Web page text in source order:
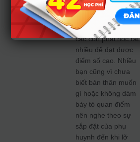
học HOT, những
ngành học khó như
bác sĩ, kỹ sư,…nên
các con phải học rất
nhiều để đạt được
điểm số cao. Nhiều
bạn cũng vì chưa
biết bản thân muốn
gì hoặc không dám
bày tỏ quan điểm
nên nghe theo sự
sắp đặt của phụ
huynh đến khi lỡ